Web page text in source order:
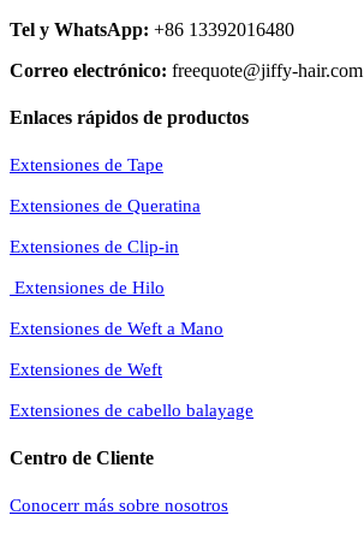
Tel y WhatsApp: +86 13392016480
Correo electrónico: freequote@jiffy-hair.com
Enlaces rápidos de productos
Extensiones de Tape
Extensiones de Queratina
Extensiones de Clip-in
Extensiones de Hilo
Extensiones de Weft a Mano
Extensiones de Weft
Extensiones de cabello balayage
Centro de Cliente
Conocerr más sobre nosotros